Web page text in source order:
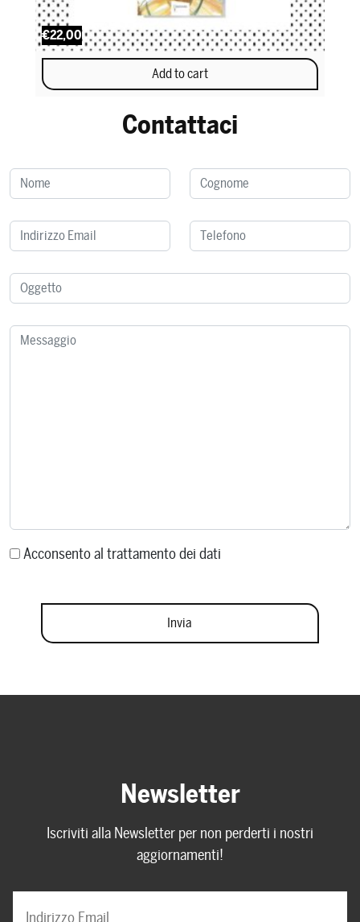
€22,00
Add to cart
Contattaci
Acconsento al trattamento dei dati
Newsletter
Iscriviti alla Newsletter per non perderti i nostri
aggiornamenti!